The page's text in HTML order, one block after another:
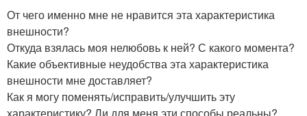
От чего именно мне не нравится эта характеристика
внешности?
Откуда взялась моя нелюбовь к ней? С какого момента?
Какие объективные неудобства эта характеристика
внешности мне доставляет?
Как я могу поменять/исправить/улучшить эту
характеристику? Ли для меня эти способы реальны?